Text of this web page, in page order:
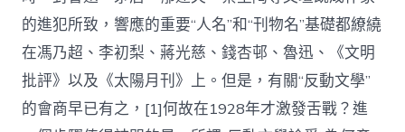
爭”
的
找
九
宮
格
的進犯所致，響應的重要“人名”和“刊物名”基礎都繚繞
在馮乃超、李初梨、蔣光慈、錢杏邨、魯迅、《文明
批評》以及《太陽月刊》上。但是，有關“反動文學”
的會商早已有之，[1]何故在1928年才激發舌戰？進